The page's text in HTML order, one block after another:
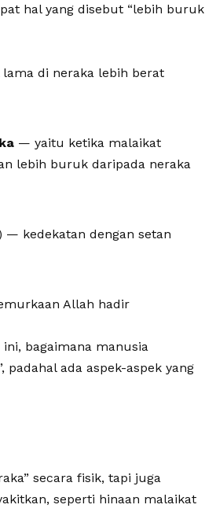
hal yang disebut “lebih buruk
di neraka lebih berat
— yaitu ketika malaikat
lebih buruk daripada neraka
— kedekatan dengan setan
Allah hadir
bagaimana manusia
ada aspek-aspek yang
secara fisik, tapi juga
seperti hinaan malaikat